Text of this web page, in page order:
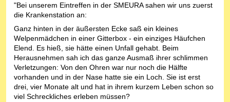
"Bei unserem Eintreffen in der SMEURA sahen wir uns zuerst
die Krankenstation an:
Ganz hinten in der äußersten Ecke saß ein kleines
Welpenmädchen in einer Gitterbox - ein einziges Häufchen
Elend. Es hieß, sie hätte einen Unfall gehabt. Beim
Herausnehmen sah ich das ganze Ausmaß ihrer schlimmen
Verletzungen: Von den Ohren war nur noch die Hälfte
vorhanden und in der Nase hatte sie ein Loch. Sie ist erst
drei, vier Monate alt und hat in ihrem kurzem Leben schon so
viel Schreckliches erleben müssen?